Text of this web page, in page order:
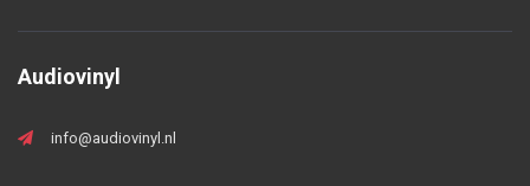
Audiovinyl
info@audiovinyl.nl